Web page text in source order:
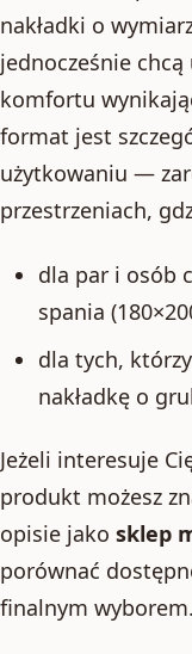
nakładki o
jednocześnie
komfortu
format jest
użytkowaniu —
przestrzeniach,
dla par i osób
spania
dla tych,
nakładkę o
Jeżeli interesuje
produkt możesz
opisie jako sklep
porównać
finalnym wyborem.